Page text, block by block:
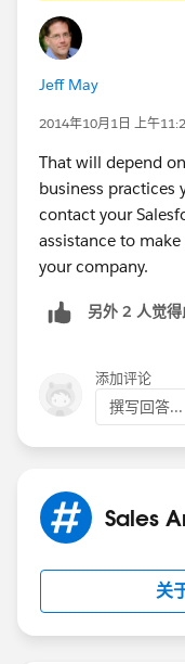
Jeff May
2014年10月1日 上午
That will depend
business practices
contact your
assistance to
your company.
另外 2 人觉
添加评论
撰写回答...
Sales
关